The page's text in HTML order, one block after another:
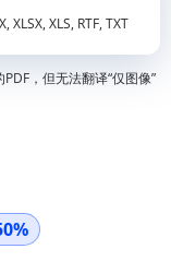
XLSX, XLS, RTF, TXT
，但无法翻译“仅图像”